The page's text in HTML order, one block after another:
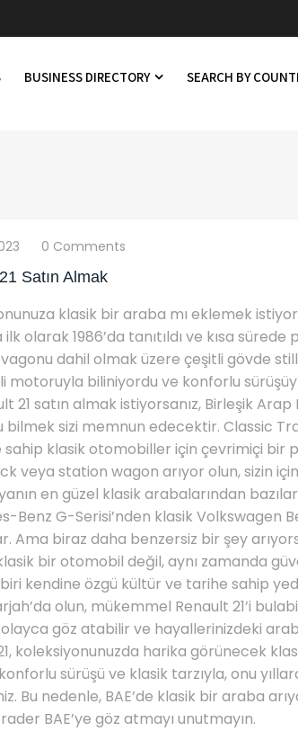
BUSINESS DIRECTORY SEARCH BY
0 Comments
Satın Almak
klasik bir araba mı eklemek
ilk olarak 1986’da tanıtıldı ve kısa
dahil olmak üzere çeşitli gövde
motoruyla biliniyordu ve konforlu
21 satın almak istiyorsanız, Birleşik
bilmek sizi memnun edecektir. Classic
sahip klasik otomobiller için çevrimiçi bir
veya station wagon arıyor olun, sizin
en güzel klasik arabalarından
Benz G-Serisi’nden klasik Volkswagen
Ama biraz daha benzersiz bir şey
bir otomobil değil, aynı zamanda
biri kendine özgü kültür ve tarihe sahip
olun, mükemmel Renault 21’i
göz atabilir ve hayallerinizdeki
koleksiyonunuzda harika görünecek
sürüşü ve klasik tarzıyla, onu
Bu nedenle, BAE’de klasik bir araba
BAE’ye göz atmayı unutmayın.